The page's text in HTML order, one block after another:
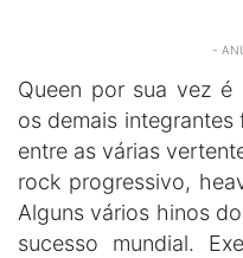
-
Queen por sua vez é
os demais
entre as várias
rock progressivo,
Alguns vários hinos
sucesso mundial.